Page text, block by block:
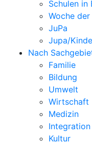
Schulen in
Woche
JuPa
Jupa/
Nach
Familie
Bildung
Umwelt
Wirtschaft
Medizin
Integration
Kultur